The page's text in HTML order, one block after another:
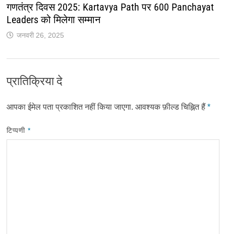
गणतंत्र दिवस 2025: Kartavya Path पर 600 Panchayat
Leaders को मिलेगा सम्मान
जनवरी 26, 2025
प्रातिक्रिया दे
आपका ईमेल पता प्रकाशित नहीं किया जाएगा. आवश्यक फ़ील्ड चिह्नित हैं *
टिप्पणी*